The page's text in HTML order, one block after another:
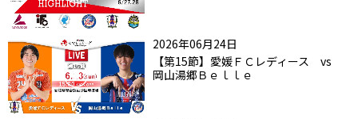
2026年06月24日
【第15節】愛媛ＦＣレディース vs
岡山湯郷Ｂｅｌｌｅ